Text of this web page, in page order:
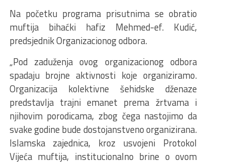
Na početku programa prisutnima se obratio
muftija bihaćki hafiz Mehmed-ef. Kudić,
predsjednik Organizacionog odbora.
„Pod zaduženja ovog organizacionog odbora
spadaju brojne aktivnosti koje organiziramo.
Organizacija kolektivne šehidske dženaze
predstavlja trajni emanet prema žrtvama i
njihovim porodicama, zbog čega nastojimo da
svake godine bude dostojanstveno organizirana.
Islamska zajednica, kroz usvojeni Protokol
Vijeća muftija, institucionalno brine o ovom